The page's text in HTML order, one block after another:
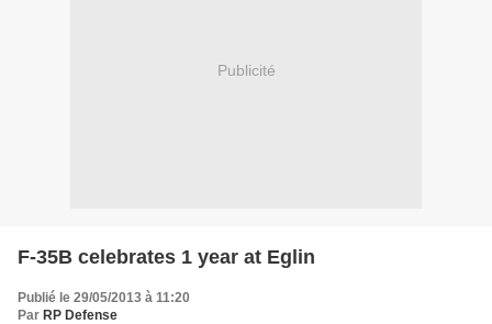
Publicité
F-35B celebrates 1 year at Eglin
Publié le 29/05/2013 à 11:20
Par RP Defense